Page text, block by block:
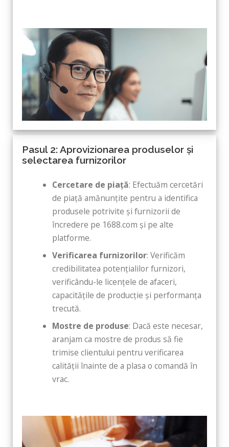
Pasul 2: Aprovizionarea produselor și
selectarea furnizorilor
Cercetare de piață: Efectuăm cercetări
de piață amănunțite pentru a identifica
produsele potrivite și furnizorii de
încredere pe 1688.com și pe alte
platforme.
Verificarea furnizorilor: Verificăm
credibilitatea potențialilor furnizori,
verificându-le licențele de afaceri,
capacitățile de producție și performanța
trecută.
Mostre de produse: Dacă este necesar,
aranjam ca mostre de produs să fie
trimise clientului pentru verificarea
calității înainte de a plasa o comandă în
vrac.